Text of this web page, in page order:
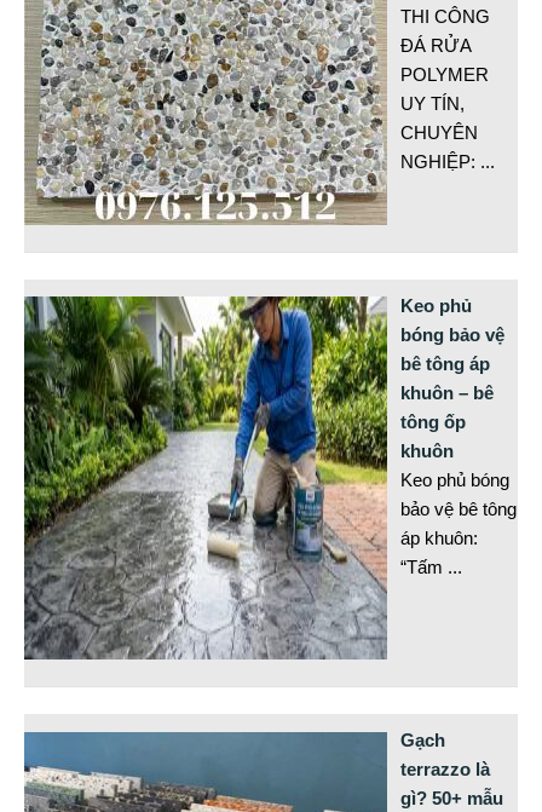
THI CÔNG
ĐÁ RỬA
POLYMER
UY TÍN,
CHUYÊN
NGHIỆP: ...
Keo phủ
bóng bảo vệ
bê tông áp
khuôn – bê
tông ốp
khuôn
Keo phủ bóng
bảo vệ bê tông
áp khuôn:
“Tấm ...
Gạch
terrazzo là
gì? 50+ mẫu